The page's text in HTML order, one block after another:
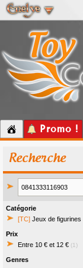
Promo !
Recherche
Catégorie
[TC] Jeux de figurines
Prix
Entre 10 € et 12 € (1)
Genres